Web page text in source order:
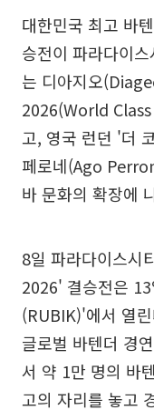
대한민국 최고 바
승전이 파라다이
는 디아지오
2026(World
고, 영국 런던 '더
페로네(Ago
바 문화의 확장에
8일 파라다이스시
2026' 결승전은
(RUBIK)'에서 열
글로벌 바텐더 경
서 약 1만 명의 바
고의 자리를 놓고